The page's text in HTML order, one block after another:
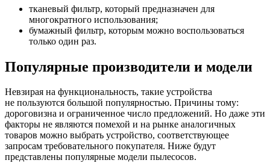
тканевый фильтр, который предназначен для
многократного использования;
бумажный фильтр, которым можно воспользоваться
только один раз.
Популярные производители и модели
Невзирая на функциональность, такие устройства
не пользуются большой популярностью. Причины тому:
дороговизна и ограниченное число предложений. Но даже эти
факторы не являются помехой и на рынке аналогичных
товаров можно выбрать устройство, соответствующее
запросам требовательного покупателя. Ниже будут
представлены популярные модели пылесосов.